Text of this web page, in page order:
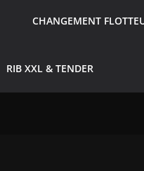
CHANGEMENT
RIB XXL & TENDER